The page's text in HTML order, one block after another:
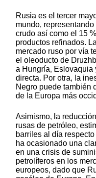
Rusia es el tercer
mundo,
crudo así como el 15
productos refinados.
mercado ruso por vía
el oleoducto de
a Hungría, Eslovaquia
directa. Por otra, la
Negro puede también
de la Europa más
Asimismo, la
rusas de petróleo,
barriles al día
ha ocasionado una
en una crisis de
petrolíferos en los
europeos, dado que